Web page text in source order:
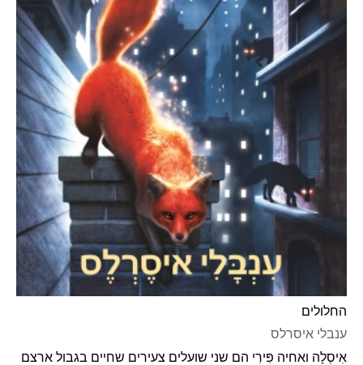
החלולים
ענבלי איסרלס
אִיסְלָה ואחיה פִּירִי הם שני שועלים צעירים שחיים בגבול ארצם